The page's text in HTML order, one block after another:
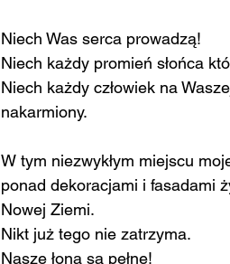
Niech Was serca prowadzą!
Niech każdy promień słońca
Niech każdy człowiek na
nakarmiony.
W tym niezwykłym miejscu
ponad dekoracjami i fasadami
Nowej Ziemi.
Nikt już tego nie zatrzyma.
Nasze łona są pełne!